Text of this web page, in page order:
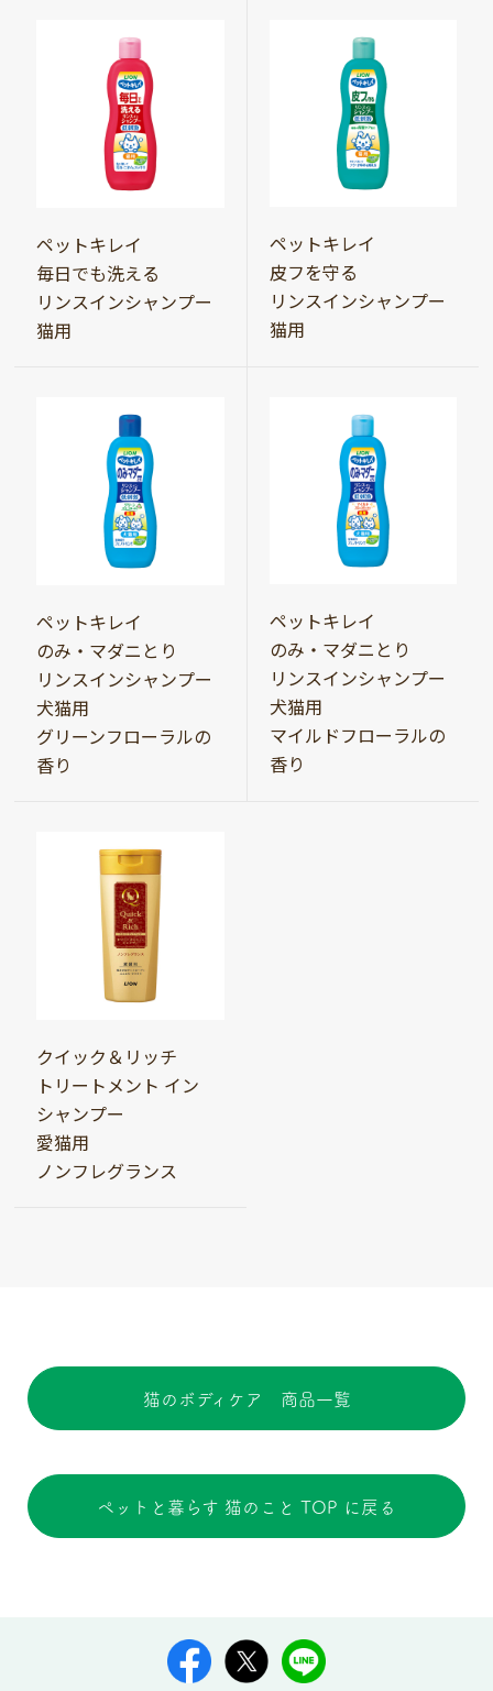
ペットキレイ
毎日でも洗える
リンスインシャンプー
猫用
ペットキレイ
皮フを守る
リンスインシャンプー
猫用
ペットキレイ
のみ・マダニとり
リンスインシャンプー
犬猫用
グリーンフローラルの
香り
ペットキレイ
のみ・マダニとり
リンスインシャンプー
犬猫用
マイルドフローラルの
香り
クイック＆リッチ
トリートメント イン
シャンプー
愛猫用
ノンフレグランス
猫のボディケア 商品一覧
ペットと暮らす 猫のこと TOP に戻る